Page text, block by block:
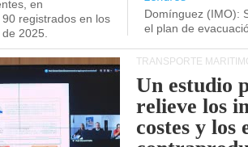
en
registrados en los
2025.
Domínguez (IMO):
el plan de
TRANSPORTE
Un estudio
relieve los
costes y los